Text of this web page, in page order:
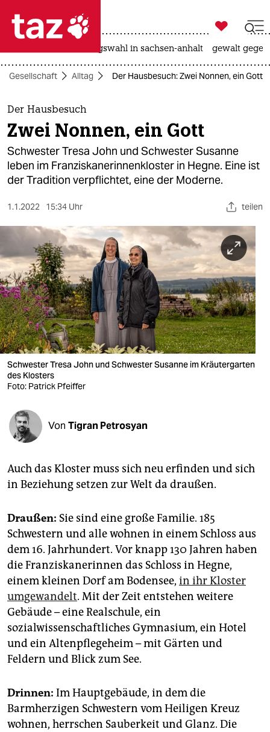
 taz zahl ich
taz zahl ich
themen
politik
öko
sport
berlin
nord
wahrheit
verlag
verlag
shop
fragen & hilfe
unterstützen
genossenschaft
epaper login

taz zahl ich
landtagswahl in sachsen-anhalt gewalt
Gesellschaft Alltag Der Hausbesuch: Zwei Nonnen, ein Gott
Der Hausbesuch
Zwei Nonnen, ein Gott
Schwester Tresa John und Schwester Susanne
leben im Franziskanerinnenkloster in Hegne. Eine ist
der Tradition verpflichtet, eine der Moderne.
1.1.2022 15:34 Uhr teilen
Schwester Tresa John und Schwester Susanne im Kräutergarten
des Klosters
Foto: Patrick Pfeiffer
Von Tigran Petrosyan
Auch das Kloster muss sich neu erfinden und sich
in Beziehung setzen zur Welt da draußen.
Draußen: Sie sind eine große Familie. 185
Schwestern und alle wohnen in einem Schloss aus
dem 16. Jahrhundert. Vor knapp 130 Jahren haben
die Franziskanerinnen das Schloss in Hegne,
einem kleinen Dorf am Bodensee, in ihr Kloster
umgewandelt. Mit der Zeit entstehen weitere
Gebäude – eine Realschule, ein
sozialwissenschaftliches Gymnasium, ein Hotel
und ein Altenpflegeheim – mit Gärten und
Feldern und Blick zum See.
Drinnen: Im Hauptgebäude, in dem die
Barmherzigen Schwestern vom Heiligen Kreuz
wohnen, herrschen Sauberkeit und Glanz. Die